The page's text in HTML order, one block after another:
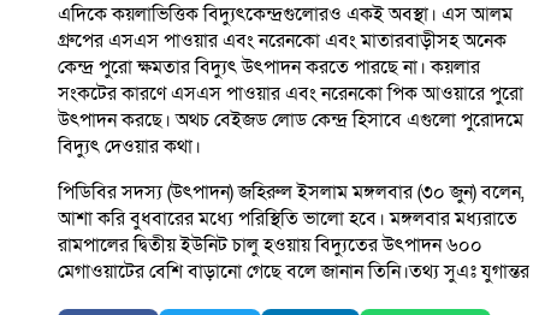
এদিকে কয়লাভিত্তিক বিদ্যুৎকেন্দ্রগুলোরও একই অবস্থা। এস আলম
গ্রুপের এসএস পাওয়ার এবং নরেনকো এবং মাতারবাড়ীসহ অনেক
কেন্দ্র পুরো ক্ষমতার বিদ্যুৎ উৎপাদন করতে পারছে না। কয়লার
সংকটের কারণে এসএস পাওয়ার এবং নরেনকো পিক আওয়ারে পুরো
উৎপাদন করছে। অথচ বেইজড লোড কেন্দ্র হিসাবে এগুলো পুরোদমে
বিদ্যুৎ দেওয়ার কথা।
পিডিবির সদস্য (উৎপাদন) জহিরুল ইসলাম মঙ্গলবার (৩০ জুন) বলেন,
আশা করি বুধবারের মধ্যে পরিস্থিতি ভালো হবে। মঙ্গলবার মধ্যরাতে
রামপালের দ্বিতীয় ইউনিট চালু হওয়ায় বিদ্যুতের উৎপাদন ৬০০
মেগাওয়াটের বেশি বাড়ানো গেছে বলে জানান তিনি।তথ্য সুএঃ যুগান্তর